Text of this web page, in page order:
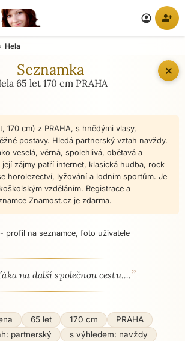
account_circle person_add
✕
Hela
Seznamka
65 let 170 cm PRAHA
170 cm) z PRAHA, s hnědými vlasy,
postavy. Hledá partnerský vztah navždy.
veselá, věrná, spolehlivá, obětavá a
zájmy patří internet, klasická hudba, rock
horolezectví, lyžování a lodním sportům. Je
vzděláním. Registrace a
Znamost.cz je zdarma.
profilna další společnou cestu....”
65 let 170 cm
PRAHA
partnerský
s výhledem: navždy